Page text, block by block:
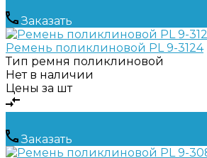
Заказать
Ремень поликлиновой PL 9-3124
Тип ремня поликлиновой
Нет в наличии
Цены за шт
Заказать